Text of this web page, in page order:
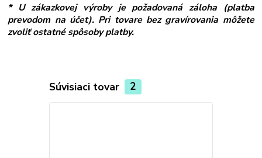
* U zákazkovej výroby je požadovaná záloha (platba
prevodom na účet). Pri tovare bez gravírovania môžete
zvoliť ostatné spôsoby platby.
Súvisiaci tovar 2